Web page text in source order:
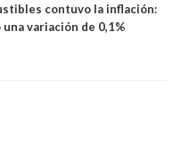
contuvo la inflación:
variación de 0,1%